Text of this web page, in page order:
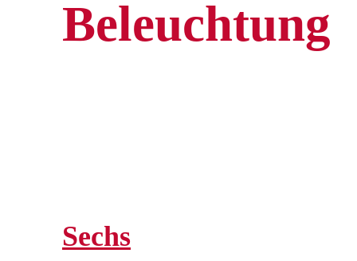
Beleuchtung
Sechs